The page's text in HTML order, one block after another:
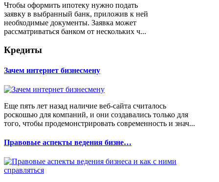
Чтобы оформить ипотеку нужно подать
заявку в выбранный банк, приложив к ней
необходимые документы. Заявка может
рассматриваться банком от нескольких ч...
Кредиты
Зачем интернет бизнесмену
Еще пять лет назад наличие веб-сайта считалось
роскошью для компаний, и они создавались только для
того, чтобы продемонстрировать современность и знач...
Правовые аспекты ведения бизне…